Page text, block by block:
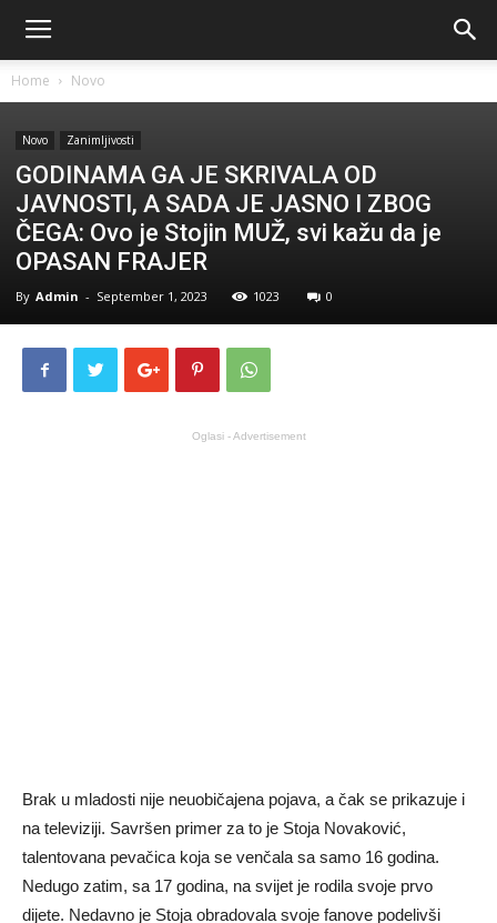
Home Novo
Novo Zanimljivosti
GODINAMA GA JE SKRIVALA OD
JAVNOSTI, A SADA JE JASNO I ZBOG
ČEGA: Ovo je Stojin MUŽ, svi kažu da je
OPASAN FRAJER
By Admin - September 1, 2023 1023 0
Oglasi - Advertisement
Brak u mladosti nije neuobičajena pojava, a čak se prikazuje i
na televiziji. Savršen primer za to je Stoja Novaković,
talentovana pevačica koja se venčala sa samo 16 godina.
Nedugo zatim, sa 17 godina, na svijet je rodila svoje prvo
dijete. Nedavno je Stoja obradovala svoje fanove podelivši